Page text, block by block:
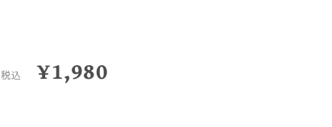
税込 ¥1,980